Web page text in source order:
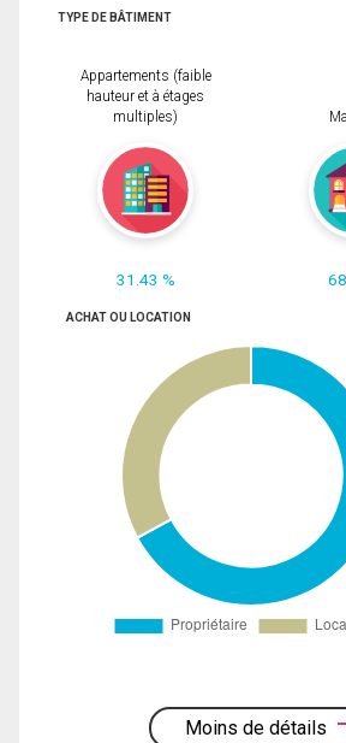
TYPE DE BÂTIMENT
Appartements (faible
hauteur et à étages
multiples)
31.43 %
ACHAT OU LOCATION
Moins de détails